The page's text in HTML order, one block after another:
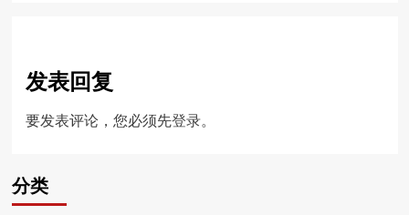
发表回复
要发表评论，您必须先登录。
分类